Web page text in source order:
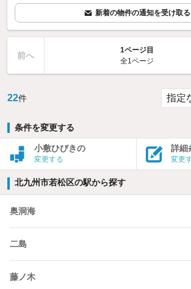
新着の物件の通知を受け取る
前へ
1ページ目
全1ページ
22件
条件を変更する
小敷ひびきの
変更する
詳細
変更
北九州市若松区の駅から探す
奥洞海
二島
藤ノ木